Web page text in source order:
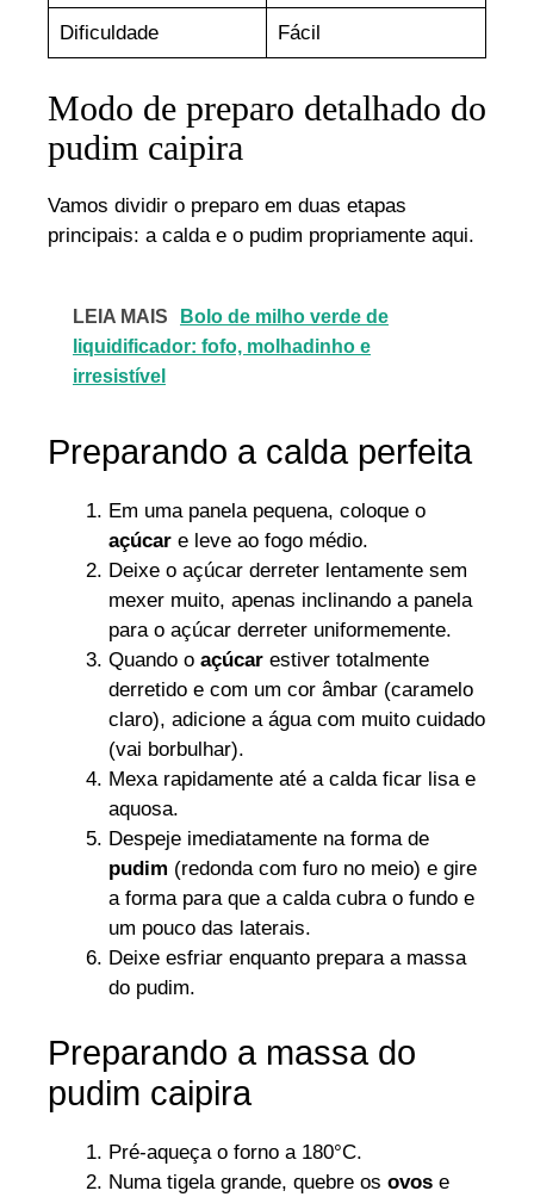
Dificuldade Fácil
Modo de preparo detalhado do
pudim caipira
Vamos dividir o preparo em duas etapas
principais: a calda e o pudim propriamente aqui.
LEIA MAIS
Bolo de milho verde de
liquidificador: fofo, molhadinho e
irresistível
Preparando a calda perfeita
Em uma panela pequena, coloque o
açúcar e leve ao fogo médio.
Deixe o açúcar derreter lentamente sem
mexer muito, apenas inclinando a panela
para o açúcar derreter uniformemente.
Quando o açúcar estiver totalmente
derretido e com um cor âmbar (caramelo
claro), adicione a água com muito cuidado
(vai borbulhar).
Mexa rapidamente até a calda ficar lisa e
aquosa.
Despeje imediatamente na forma de
pudim (redonda com furo no meio) e gire
a forma para que a calda cubra o fundo e
um pouco das laterais.
Deixe esfriar enquanto prepara a massa
do pudim.
Preparando a massa do
pudim caipira
Pré-aqueça o forno a 180°C.
Numa tigela grande, quebre os ovos e